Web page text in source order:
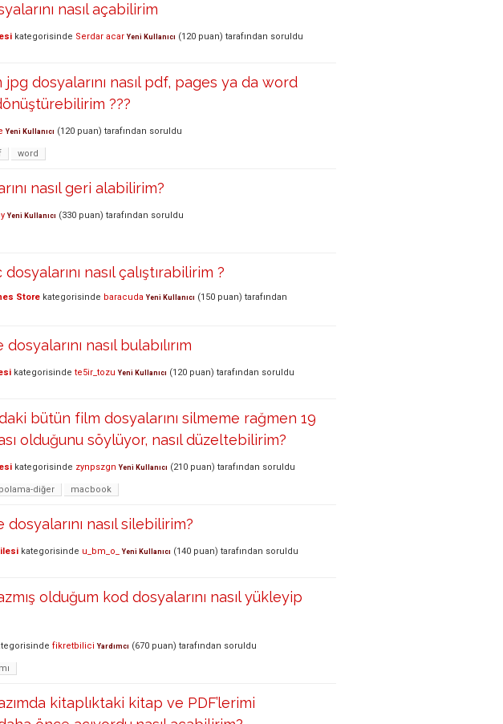
nasıl açabilirim
kategorisinde Serdar acar Yeni Kullanıcı (120 puan) tarafından soruldu
dosyalarını nasıl pdf, pages ya da word
???
Yeni Kullanıcı (120 puan) tarafından soruldu
word
nasıl geri alabilirim?
Yeni Kullanıcı (330 puan) tarafından soruldu
nasıl çalıştırabilirim ?
Store kategorisinde baracuda Yeni Kullanıcı (150 puan) tarafından
nasıl bulabılırım
kategorisinde te5ir_tozu Yeni Kullanıcı (120 puan) tarafından soruldu
bütün film dosyalarını silmeme rağmen 19
olduğunu söylüyor, nasıl düzeltebilirim?
kategorisinde zynpszgn Yeni Kullanıcı (210 puan) tarafından soruldu
diğer macbook
nasıl silebilirim?
kategorisinde u_bm_o_ Yeni Kullanıcı (140 puan) tarafından soruldu
olduğum kod dosyalarını nasıl yükleyip
fikretbilici Yardımcı (670 puan) tarafından soruldu
kitaplıktaki kitap ve PDF’lerimi